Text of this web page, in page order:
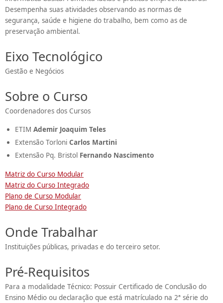
Desempenha suas atividades observando as normas de
segurança, saúde e higiene do trabalho, bem como as de
preservação ambiental.
Eixo Tecnológico
Gestão e Negócios
Sobre o Curso
Coordenadores dos Cursos
ETIMAdemir Joaquim Teles
Extensão TorloniCarlos Martini
Extensão Pq. Bristol Fernando Nascimento
Matriz do Curso Modular
Matriz do Curso Integrado
Plano de Curso Modular
Plano de Curso Integrado
Onde Trabalhar
Instituições públicas, privadas e do terceiro setor.
Pré-Requisitos
Para a modalidade Técnico: Possuir Certificado de Conclusão do
Ensino Médio ou declaração que está matrículado na 2ª série do